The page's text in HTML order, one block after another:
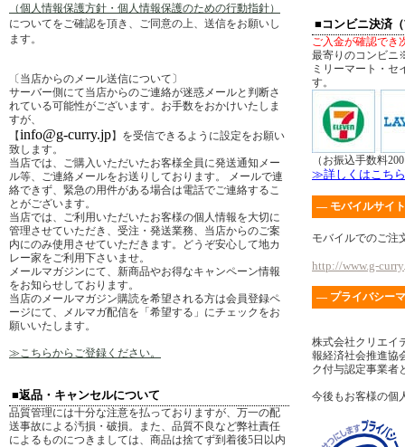
（個人情報保護方針・個人情報保護のための行動指針）
についてをご確認を頂き、ご同意の上、送信をお願いし
ます。
〔当店からのメール送信について〕
サーバー側にて当店からのご連絡が迷惑メールと判断さ
れている可能性がございます。お手数をおかけいたしま
すが、
【info@g-curry.jp】を受信できるように設定をお願い
致します。
当店では、ご購入いただいたお客様全員に発送通知メー
ル等、ご連絡メールをお送りしております。 メールで連
絡できず、緊急の用件がある場合は電話でご連絡するこ
とがございます。
当店では、ご利用いただいたお客様の個人情報を大切に
管理させていただき、受注・発送業務、当店からのご案
内にのみ使用させていただきます。どうぞ安心して地カ
レー家をご利用下さいませ。
メールマガジンにて、新商品やお得なキャンペーン情報
をお知らせしております。
当店のメールマガジン購読を希望される方は会員登録ペ
ージにて、メルマガ配信を「希望する」にチェックをお
願いいたします。
≫こちらからご登録ください。
■返品・キャンセルについて
品質管理には十分な注意を払っておりますが、万一の配
送事故による汚損・破損。また、品質不良など弊社責任
によるものにつきましては、商品は捨てず到着後5日以内
■コンビニ決済
ご入金が確認でき
最寄りのコンビニ
ミリーマート・セ
す。
（お振込手数料
≫詳しくはこち
― モバイルサイ
モバイルでのご注
http://www.g-
― プライバシー
株式会社クリエイ
報経済社会推進協
ク付与認定事業者
今後もお客様の個